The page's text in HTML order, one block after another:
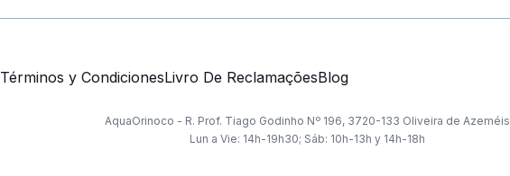
Términos y CondicionesLivro De ReclamaçõesBlog
AquaOrinoco - R. Prof. Tiago Godinho Nº 196, 3720-133 Oliveira de Azeméis
Lun a Vie: 14h-19h30; Sáb: 10h-13h y 14h-18h